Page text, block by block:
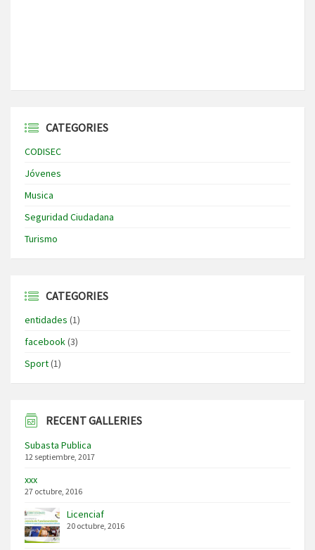
CATEGORIES
CODISEC
Jóvenes
Musica
Seguridad Ciudadana
Turismo
CATEGORIES
entidades (1)
facebook(3)
Sport(1)
RECENT GALLERIES
Subasta Publica
12 septiembre, 2017
xxx
27 octubre, 2016
Licenciaf
20 octubre, 2016